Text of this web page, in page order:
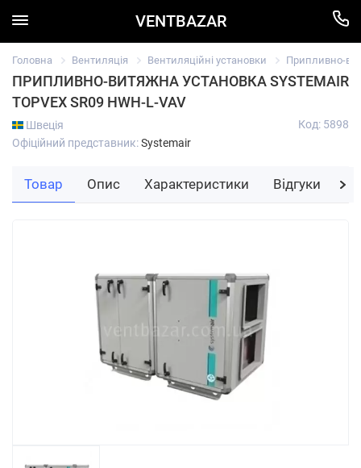
VENTBAZAR
Головна Вентиляція Вентиляційні установки Припливно-
ПРИПЛИВНО-ВИТЯЖНА УСТАНОВКА SYSTEMAIR
TOPVEX SR09 HWH-L-VAV
Швеція
Офіційний представник:Systemair
Код: 5898
Товар Опис Характеристики Відгуки